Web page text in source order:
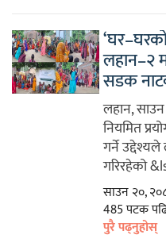
लहान–२
सडक
लहान,
नियमित
गर्ने
गरिरहेको
साउन २०,
485 पटक
पुरै पढ्नुहोस्